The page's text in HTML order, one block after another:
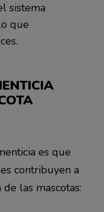
sistema
que
es que
contribuyen a
las mascotas: